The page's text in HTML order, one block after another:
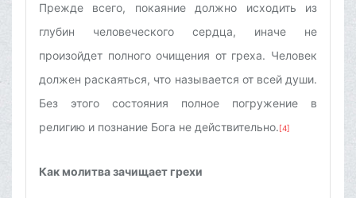
Прежде всего, покаяние должно исходить из
глубин человеческого сердца, иначе не
произойдет полного очищения от греха. Человек
должен раскаяться, что называется от всей души.
Без этого состояния полное погружение в
религию и познание Бога не действительно.[4]
Как молитва зачищает грехи